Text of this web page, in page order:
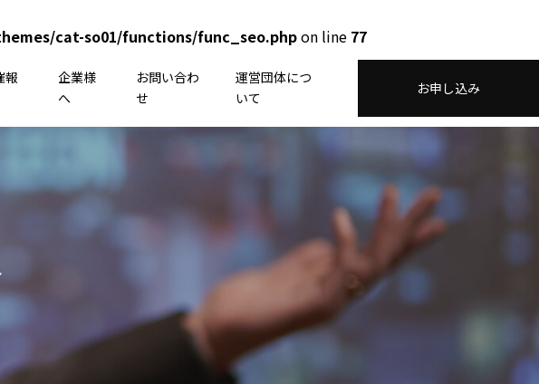
cat-so01/functions/func_seo.phpon line 77
報
企業様
へ
お問い合わ
せ
運営団体につ
いて
お申し込み